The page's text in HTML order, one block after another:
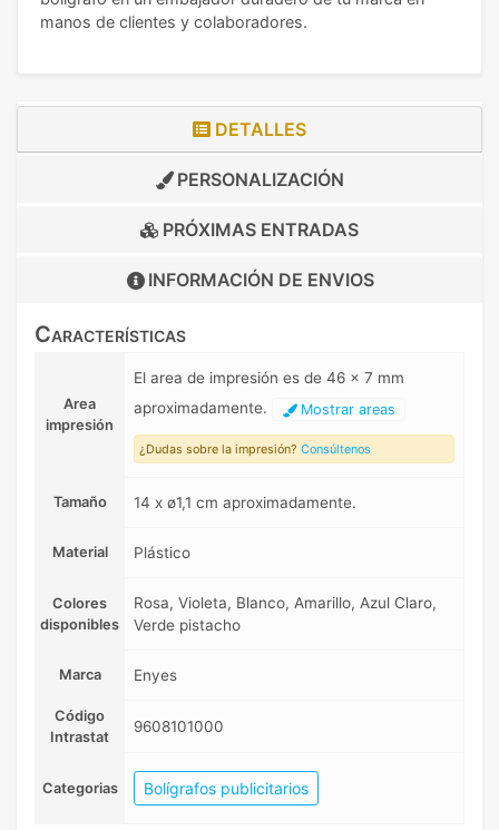
manos de clientes y colaboradores.
DETALLES
PERSONALIZACIÓN
PRÓXIMAS ENTRADAS
INFORMACIÓN DE ENVIOS
Características
Area
impresión
El area de impresión es de 46 x 7 mm
aproximadamente.
Mostrar areas
¿Dudas sobre la impresión? Consúltenos
Tamaño 14 x ø1,1 cm aproximadamente.
Material Plástico
Colores
disponibles
Rosa, Violeta, Blanco, Amarillo, Azul Claro,
Verde pistacho
Marca Enyes
Código
Intrastat
9608101000
Categorias Bolígrafos publicitarios